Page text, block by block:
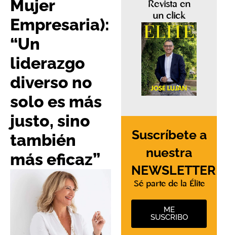
Mujer
Empresaria):
“Un
liderazgo
diverso no
solo es más
justo, sino
también
más eficaz”
Revista en
un click
Suscríbete a
nuestra
NEWSLETTER
Sé parte de la Élite
ME
SUSCRIBO